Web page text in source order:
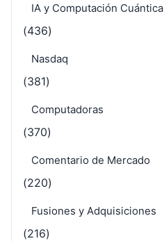
IA y Computación Cuántica
(436)
Nasdaq
(381)
Computadoras
(370)
Comentario de Mercado
(220)
Fusiones y Adquisiciones
(216)